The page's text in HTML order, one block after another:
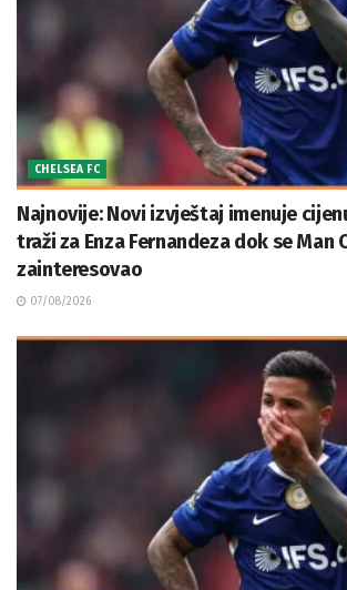
CHELSEA FC
Najnovije: Novi izvještaj imenuje
traži za Enza Fernandeza dok se Man
zainteresovao
07/08/2026